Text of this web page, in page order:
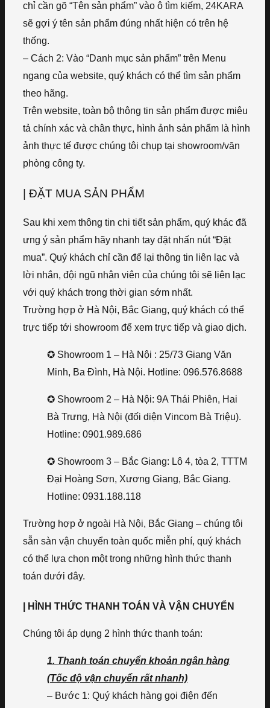
chỉ cần gõ “Tên sản phẩm” vào ô tìm kiếm, 24KARA
sẽ gợi ý tên sản phẩm đúng nhất hiện có trên hệ
thống.
– Cách 2: Vào “Danh mục sản phẩm” trên Menu
ngang của website, quý khách có thể tìm sản phẩm
theo hãng.
Trên website, toàn bộ thông tin sản phẩm được miêu
tả chính xác và chân thực, hình ảnh sản phẩm là hình
ảnh thực tế được chúng tôi chụp tại showroom/văn
phòng công ty.
| ĐẶT MUA SẢN PHẨM
Sau khi xem thông tin chi tiết sản phẩm, quý khác đã
ưng ý sản phẩm hãy nhanh tay đặt nhấn nút “Đặt
mua”. Quý khách chỉ cần để lại thông tin liên lạc và
lời nhắn, đội ngũ nhân viên của chúng tôi sẽ liên lạc
với quý khách trong thời gian sớm nhất.
Trường hợp ở Hà Nội, Bắc Giang, quý khách có thể
trực tiếp tới showroom để xem trực tiếp và giao dịch.
✪ Showroom 1 – Hà Nội : 25/73 Giang Văn
Minh, Ba Đình, Hà Nội. Hotline: 096.576.8688
✪ Showroom 2 – Hà Nội: 9A Thái Phiên, Hai
Bà Trưng, Hà Nội (đối diện Vincom Bà Triệu).
Hotline: 0901.989.686
✪ Showroom 3 – Bắc Giang: Lô 4, tòa 2, TTTM
Đại Hoàng Sơn, Xương Giang, Bắc Giang.
Hotline: 0931.188.118
Trường hợp ở ngoài Hà Nội, Bắc Giang – chúng tôi
sẵn sàn vận chuyển toàn quốc miễn phí, quý khách
có thể lựa chọn một trong những hình thức thanh
toán dưới đây.
| HÌNH THỨC THANH TOÁN VÀ VẬN CHUYỂN
Chúng tôi áp dụng 2 hình thức thanh toán:
1. Thanh toán chuyển khoản ngân hàng
(Tốc độ vận chuyển rất nhanh)
– Bước 1: Quý khách hàng gọi điện đến